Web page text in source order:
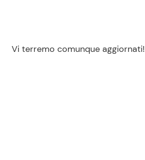
Vi terremo comunque aggiornati!